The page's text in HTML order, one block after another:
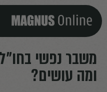
משבר נפשי
ומה עושים?